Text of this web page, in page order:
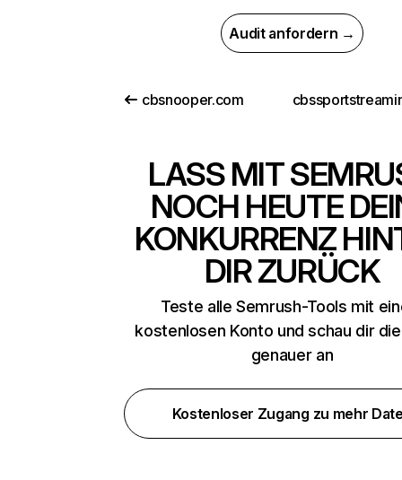
Audit anfordern →
cbsnooper.com
LASS MIT
NOCH HEUTE
KONKURRENZ
DIR ZURÜCK
Teste alle Semrush-Tools mit
kostenlosen Konto und schau dir
genauer an
Kostenloser Zugang zu mehr